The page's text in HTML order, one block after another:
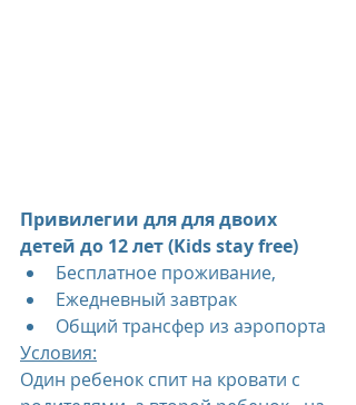
Привилегии для для двоих
детей до 12 лет (Kids stay free)
Бесплатное проживание,
Ежедневный завтрак
Общий трансфер из аэропорта
Условия:
Один ребенок спит на кровати с